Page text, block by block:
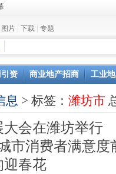
坛开幕
通过验收
图片 下载 专题
资 商业地产招商 工业
息 > 标签： 潍坊市
大会在潍坊举行
市消费者满意度
迎春花